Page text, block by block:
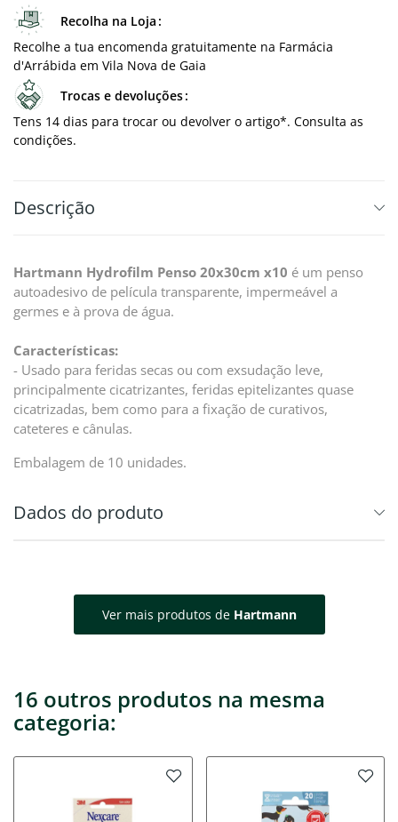
Recolha na Loja
Recolhe a tua encomenda gratuitamente na Farmácia
d'Arrábida em Vila Nova de Gaia
Trocas e devoluções
Tens 14 dias para trocar ou devolver o artigo*. Consulta as
condições.
Descrição
Hartmann Hydrofilm Penso 20x30cm x10 é um penso
autoadesivo de película transparente, impermeável a
germes e à prova de água.
Características:
- Usado para feridas secas ou com exsudação leve,
principalmente cicatrizantes, feridas epitelizantes quase
cicatrizadas, bem como para a fixação de curativos,
cateteres e cânulas.
Embalagem de 10 unidades.
Dados do produto
Ver mais produtos de Hartmann
16 outros produtos na mesma
categoria: